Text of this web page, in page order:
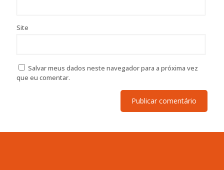
Site
Salvar meus dados neste navegador para a próxima vez
que eu comentar.